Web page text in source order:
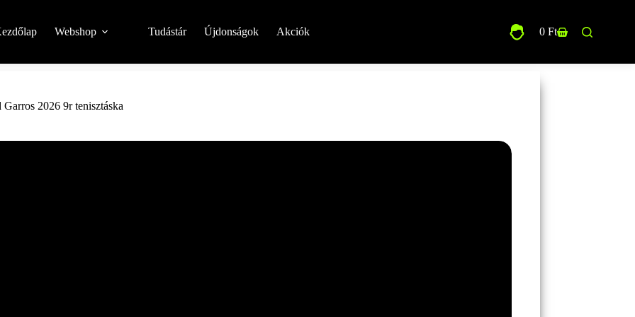
Webshop Tudástár Újdonságok Akciók
Shopping
0 Ft
2026 9r tenisztáska